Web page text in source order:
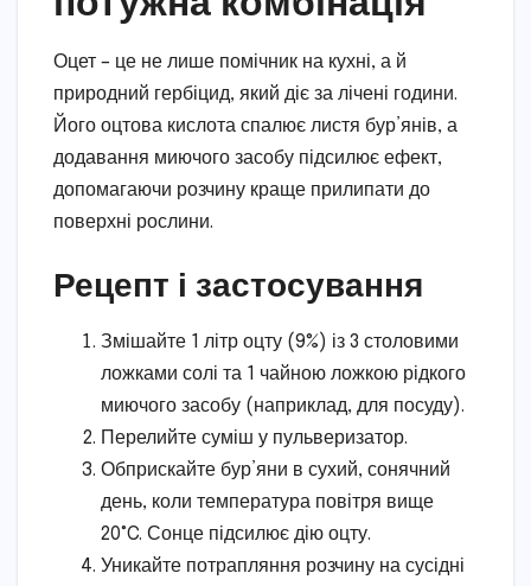
Оцет – це не лише помічник на кухні, а й
природний гербіцид, який діє за лічені години.
Його оцтова кислота спалює листя бур’янів, а
додавання миючого засобу підсилює ефект,
допомагаючи розчину краще прилипати до
поверхні рослини.
Рецепт і застосування
Змішайте 1 літр оцту (9%) із 3 столовими
ложками солі та 1 чайною ложкою рідкого
миючого засобу (наприклад, для посуду).
Перелийте суміш у пульверизатор.
Обприскайте бур’яни в сухий, сонячний
день, коли температура повітря вище
20°C. Сонце підсилює дію оцту.
Уникайте потрапляння розчину на сусідні